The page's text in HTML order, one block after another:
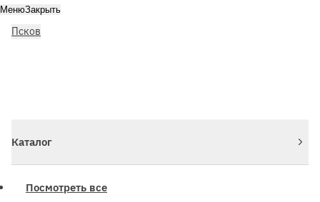
Псков
МенюЗакрыть
Каталог
Посмотреть все